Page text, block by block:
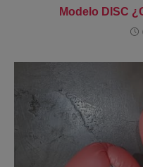
Modelo DISC